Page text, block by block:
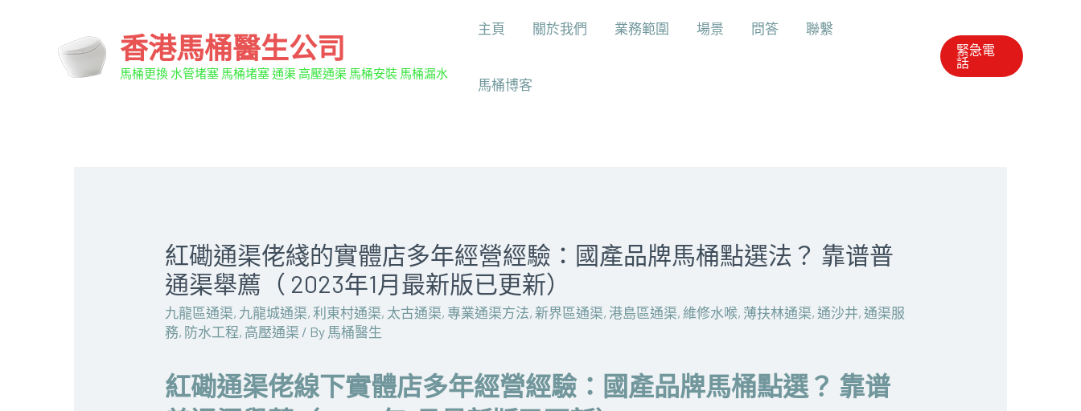
香港馬桶醫生公司
馬桶更換 水管堵塞 馬桶堵塞 通渠 高壓通渠 馬桶安裝 馬桶漏水
主頁 關於我們 業務範圍 場景 問答 聯繫
馬桶博客
緊急電
話
紅磡通渠佬綫的實體店多年經營經驗：國產品牌馬桶點選法？ 靠谱普
通渠舉薦（ 2023年1月最新版已更新）
九龍區通渠, 九龍城通渠, 利東村通渠, 太古通渠,專業通渠方法,新界區通渠, 港島區通渠, 維修水喉, 薄扶林通渠,通沙井,通渠服
務, 防水工程, 高壓通渠 / By 馬桶醫生
紅磡通渠佬線下實體店多年經營經驗：國產品牌馬桶點選？ 靠谱